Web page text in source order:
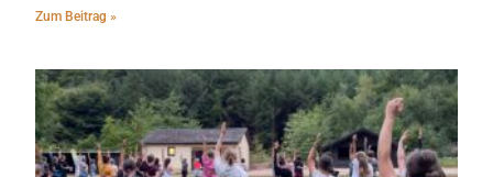
Zum Beitrag »